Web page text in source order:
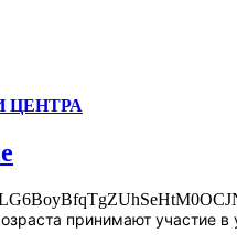
ЦЕНТРА
принимают участие